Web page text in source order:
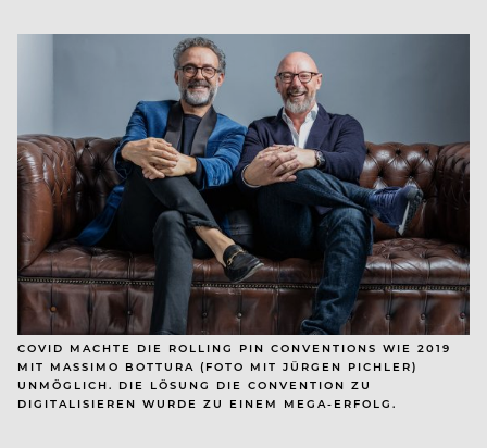
COVID MACHTE DIE ROLLING PIN CONVENTIONS WIE 2019
MIT MASSIMO BOTTURA (FOTO MIT JÜRGEN PICHLER)
UNMÖGLICH. DIE LÖSUNG DIE CONVENTION ZU
DIGITALISIEREN WURDE ZU EINEM MEGA-ERFOLG.